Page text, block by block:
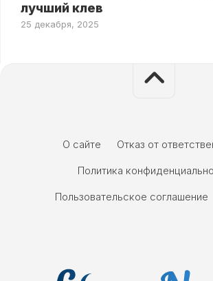
лучший клев
25 декабря, 2025
О сайте
Отказ от
Политика
Пользовательское соглашение